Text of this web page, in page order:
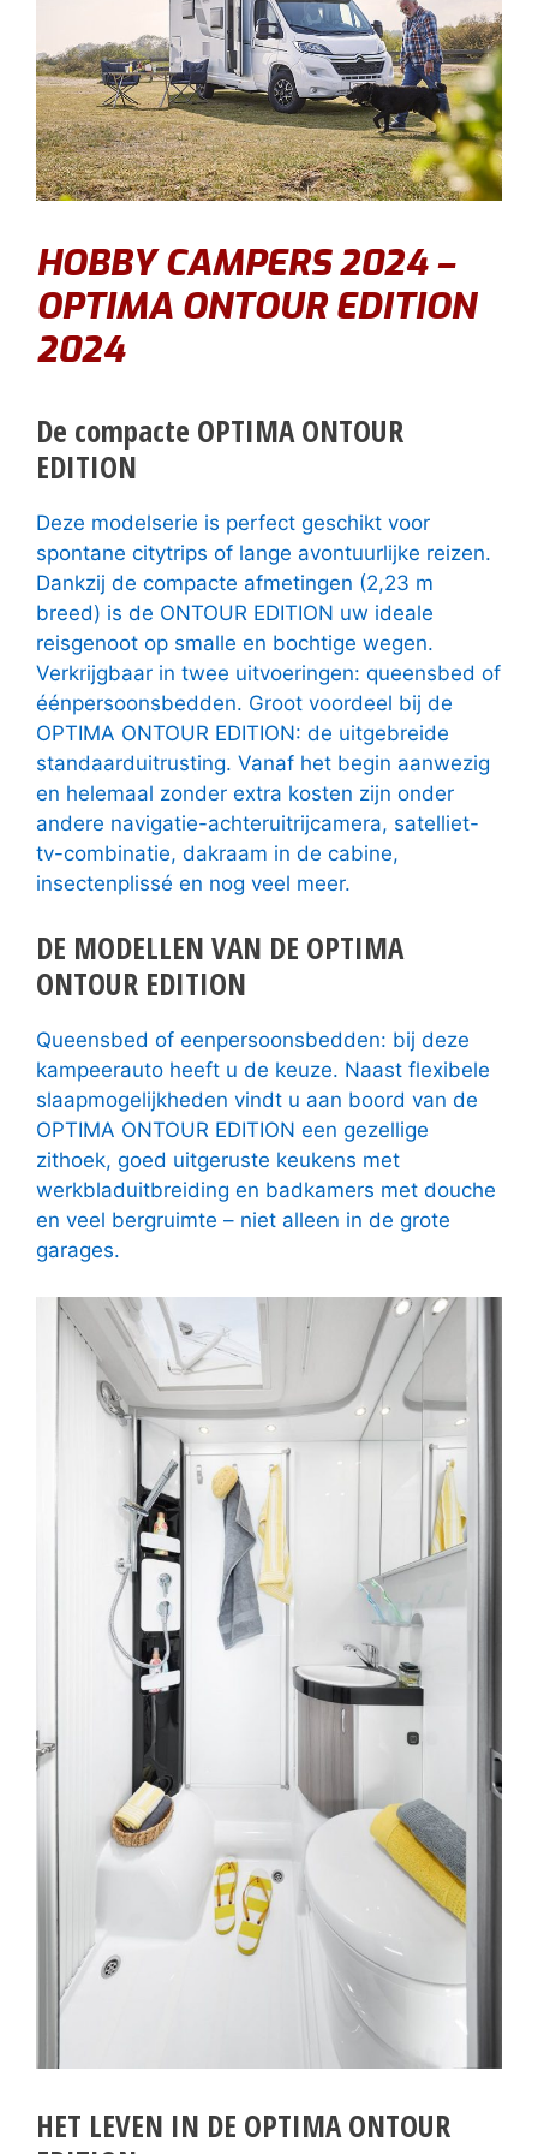
HOBBY CAMPERS 2024 –
OPTIMA ONTOUR EDITION
2024
De compacte OPTIMA ONTOUR
EDITION
Deze modelserie is perfect geschikt voor
spontane citytrips of lange avontuurlijke reizen.
Dankzij de compacte afmetingen (2,23 m
breed) is de ONTOUR EDITION uw ideale
reisgenoot op smalle en bochtige wegen.
Verkrijgbaar in twee uitvoeringen: queensbed of
éénpersoonsbedden. Groot voordeel bij de
OPTIMA ONTOUR EDITION: de uitgebreide
standaarduitrusting. Vanaf het begin aanwezig
en helemaal zonder extra kosten zijn onder
andere navigatie-achteruitrijcamera, satelliet-
tv-combinatie, dakraam in de cabine,
insectenplissé en nog veel meer.
DE MODELLEN VAN DE OPTIMA
ONTOUR EDITION
Queensbed of eenpersoonsbedden: bij deze
kampeerauto heeft u de keuze. Naast flexibele
slaapmogelijkheden vindt u aan boord van de
OPTIMA ONTOUR EDITION een gezellige
zithoek, goed uitgeruste keukens met
werkbladuitbreiding en badkamers met douche
en veel bergruimte – niet alleen in de grote
garages.
HET LEVEN IN DE OPTIMA ONTOUR